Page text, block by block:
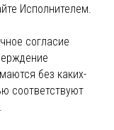
Исполнителем.
согласие
без каких-
соответствуют